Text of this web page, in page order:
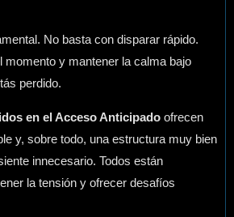
No basta con disparar rápido.
momento y mantener la calma bajo
perdido.
en el Acceso Anticipado ofrecen
y, sobre todo, una estructura muy bien
innecesario. Todos están
la tensión y ofrecer desafíos